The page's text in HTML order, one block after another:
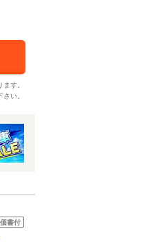
す。
い。
書付